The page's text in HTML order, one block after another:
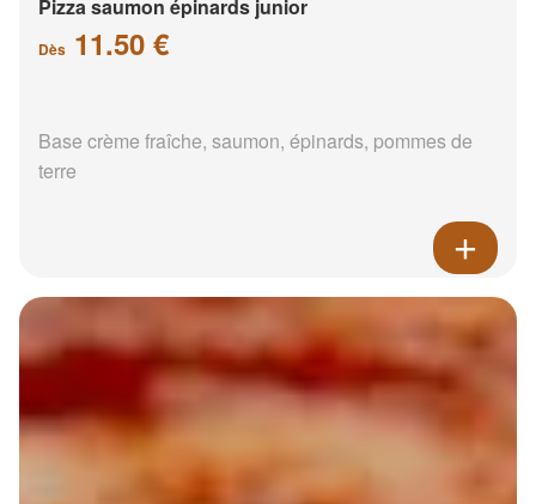
Pizza saumon épinards junior
Dès 11.50 €
Base crème fraîche, saumon, épinards, pommes de
terre